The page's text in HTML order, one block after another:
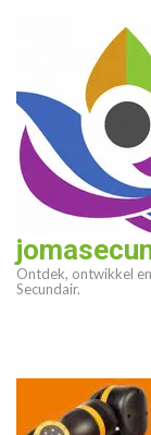
(druk
enter)
Ontdek, ontwikkel
Secundair.